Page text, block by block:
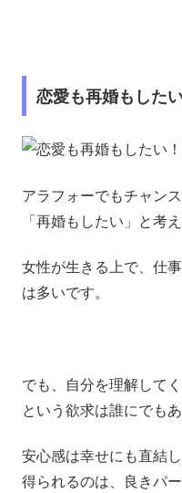
恋愛も再婚もした
アラフォーでもチャン
「再婚もしたい」と考
女性が生きる上で、仕
は多いです。
でも、自分を理解して
という欲求は誰にでも
安心感は幸せにも直結
得られるのは、良きパ